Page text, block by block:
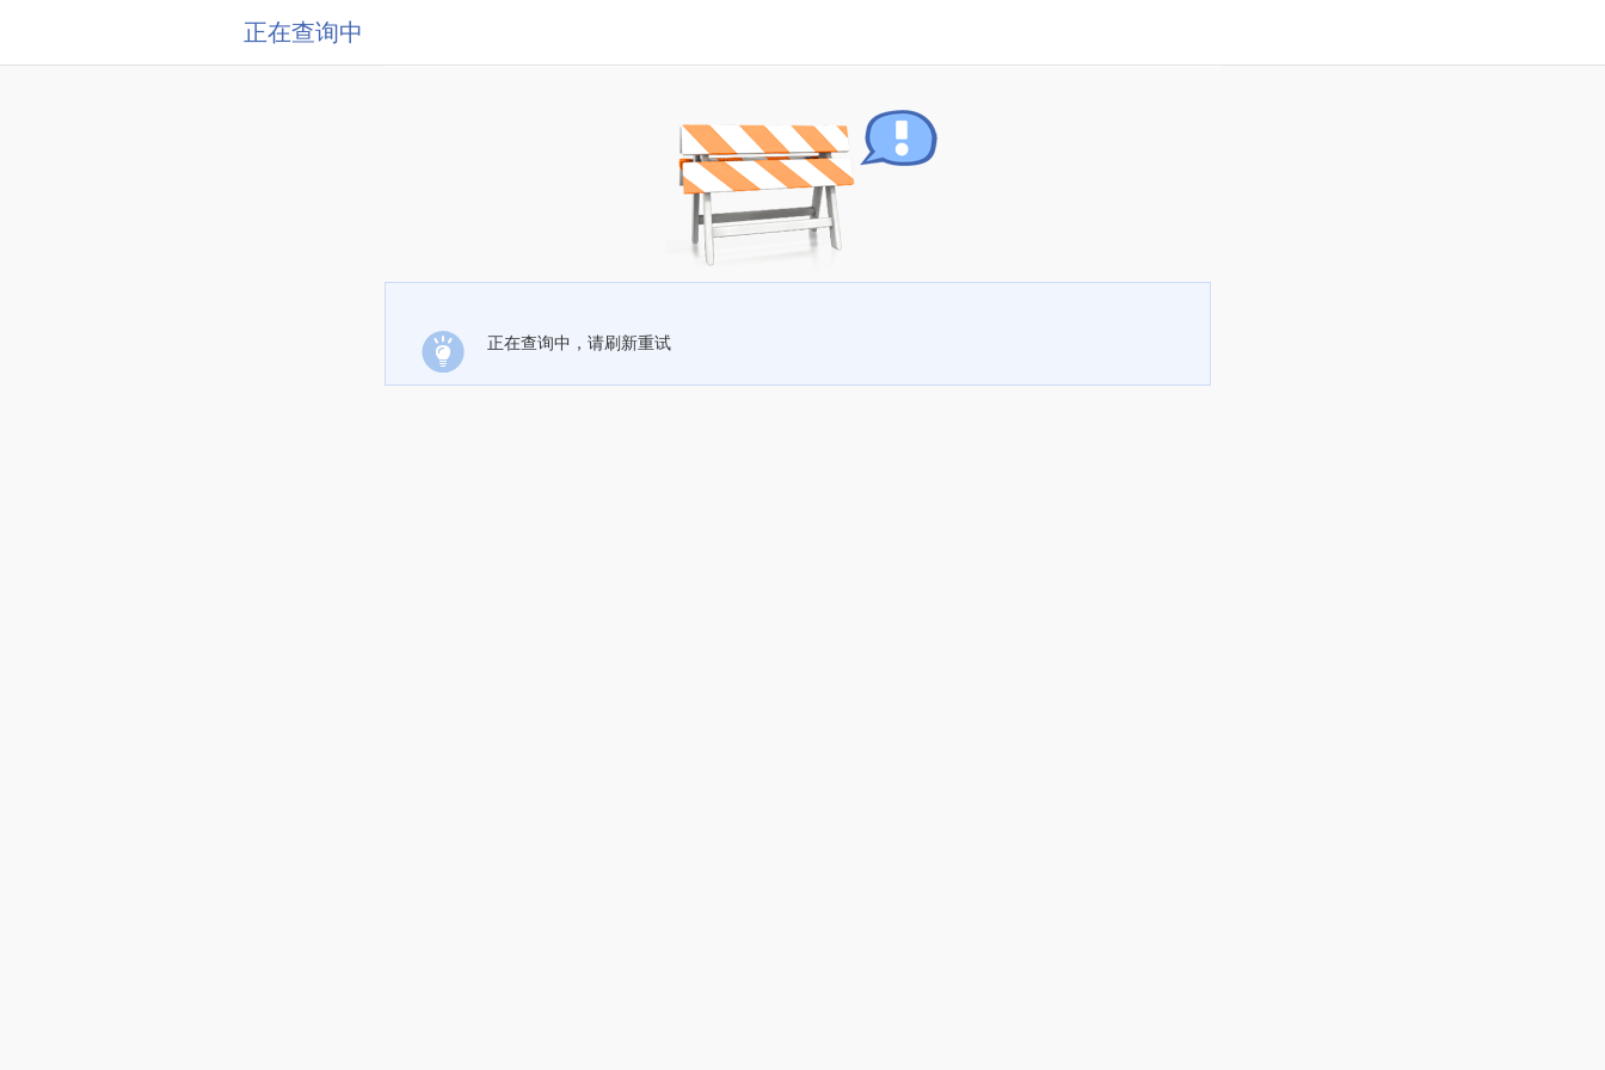
正在查询中
正在查询中，请刷新重试